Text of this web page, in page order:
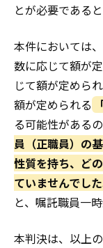
とが必要である
本件においては
数に応じて額が
じて額が定めら
額が定められる
る可能性がある
員（正職員）の
性質を持ち、ど
ていませんでした
と、嘱託職員一
本判決は、以上